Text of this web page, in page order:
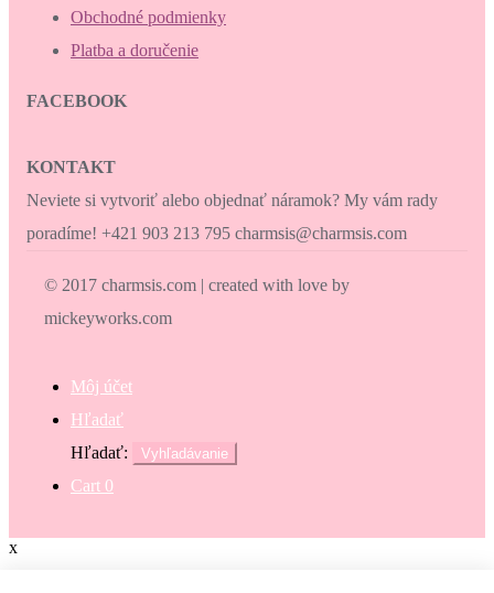
Obchodné podmienky
Platba a doručenie
FACEBOOK
KONTAKT
Neviete si vytvoriť alebo objednať náramok? My vám rady
poradíme! +421 903 213 795 charmsis@charmsis.com
© 2017 charmsis.com | created with love by
mickeyworks.com
Môj účet
Hľadať
Hľadať:
Vyhľadávanie
Cart 0
x